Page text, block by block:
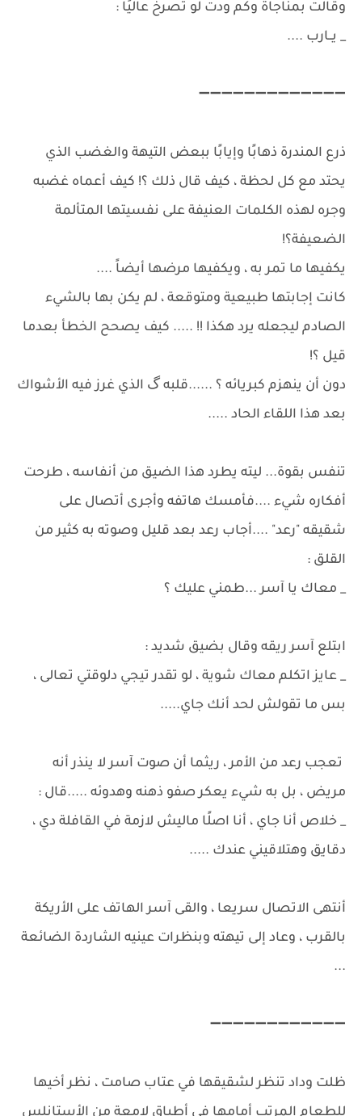
وقالت بمناجاة وكم ودت لو تصرخ عاليًا :
_ يــارب ....
➖➖➖➖➖➖➖➖➖➖➖➖➖
ذرع المندرة ذهابًا وإيابًا ببعض التيهة والغضب الذي
يحتد مع كل لحظة ، كيف قال ذلك ؟! كيف أعماه غضبه
وجره لهذه الكلمات العنيفة على نفسيتها المتألمة
الضعيفة؟!
يكفيها ما تمر به ، ويكفيها مرضها أيضاً ....
كانت إجابتها طبيعية ومتوقعة ، لم يكن بها بالشيء
الصادم ليجعله يرد هكذا !! ..... كيف يصحح الخطأ بعدما
قيل ؟!
دون أن ينهزم كبريائه ؟ ......قلبه گ الذي غرز فيه الأشواك
بعد هذا اللقاء الحاد .....
تنفس بقوة... ليته يطرد هذا الضيق من أنفاسه ، طرحت
أفكاره شيء ....فأمسك هاتفه وأجرى أتصال على
شقيقه "رعد" ....أجاب رعد بعد قليل وصوته به كثير من
القلق :
_ معاك يا آسر ...طمني عليك ؟
ابتلع آسر ريقه وقال بضيق شديد :
_ عايز اتكلم معاك شوية ، لو تقدر تيجي دلوقتي تعالى ،
بس ما تقولش لحد أنك جاي.....
تعجب رعد من الأمر ، ريثما أن صوت آسر لا ينذر أنه
مريض ، بل به شيء يعكر صفو ذهنه وهدوئه .....قال :
_ خلاص أنا جاي ، أنا اصلًا ماليش لازمة في القافلة دي ،
دقايق وهتلاقيني عندك .....
أنتهى الاتصال سريعا ، والقى آسر الهاتف على الأريكة
بالقرب ، وعاد إلى تيهته وبنظرات عينيه الشاردة الضائعة
...
➖➖➖➖➖➖➖➖➖➖➖➖
ظلت وداد تنظر لشقيقها في عتاب صامت ، نظر أخيها
للطعام المرتب أمامها في أطباق لامعة من الأستانلس